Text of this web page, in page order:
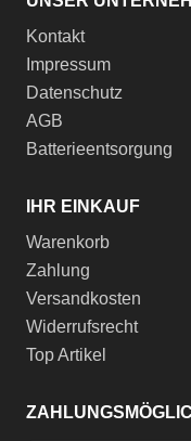
Kontakt
Impressum
Datenschutz
AGB
Batterieentsorgung
IHR EINKAUF
Warenkorb
Zahlung
Versandkosten
Widerrufsrecht
Top Artikel